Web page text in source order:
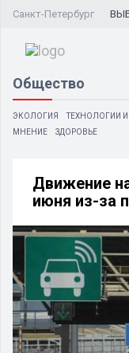
Санкт-Петербург
Общество
ЭКОЛОГИЯ ТЕХНОЛОГИИ
МНЕНИЕ
ЗДОРОВЬЕ
Движение
июня из-за